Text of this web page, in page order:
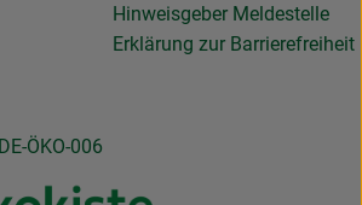
Hinweisgeber Meldestelle
Erklärung zur Barrierefreiheit
wissen/geld-
ÖKO-006
zu /_Resources/Persistent/7/b/6/4/